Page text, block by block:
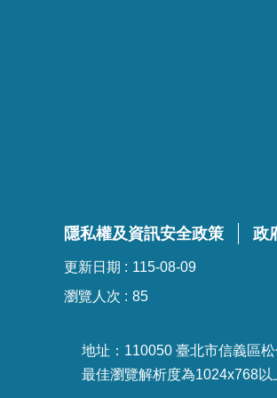
隱私權及資訊安全政策 政
更新日期
115-08-09
瀏覽人次
85
地址：110050 臺北市信義區
最佳瀏覽解析度為1024x768以